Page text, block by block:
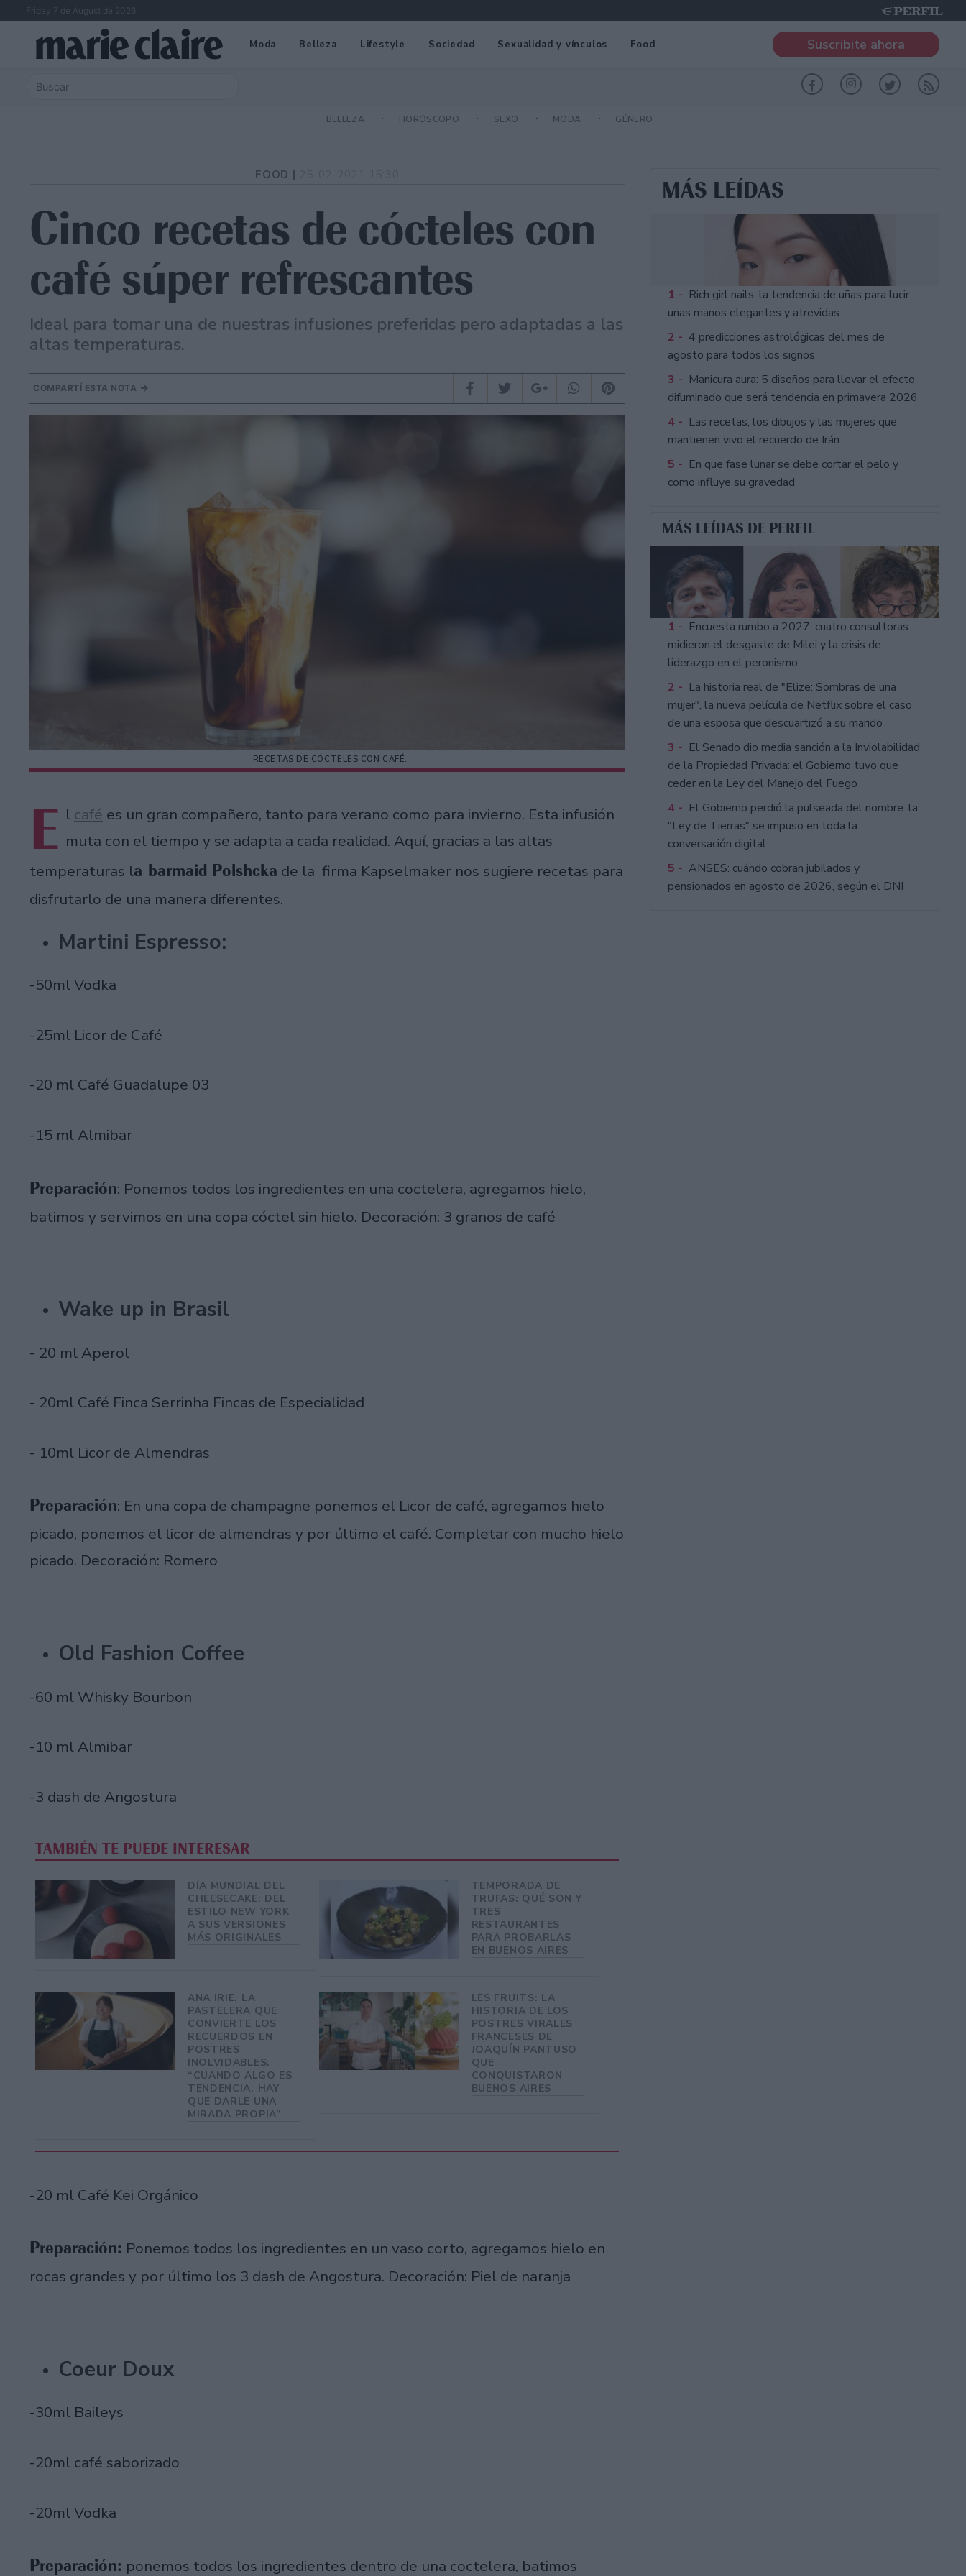
Friday 7 de August de 2026
Moda Belleza Lifestyle Sociedad Sexualidad y vínculos Food Suscribite ahora
BELLEZA HORÓSCOPO SEXO MODA GÉNERO
FOOD |
Cinco recetas de cócteles con
café súper refrescantes
Ideal para tomar una de nuestras infusiones preferidas pero adaptadas a las
altas temperaturas.
COMPARTÍ ESTA NOTA
RECETAS DE CÓCTELES CON CAFÉ.
E l café es un gran compañero, tanto para verano como para invierno. Esta infusión
muta con el tiempo y se adapta a cada realidad. Aquí, gracias a las altas
temperaturas la barmaid Polshcka de la firma Kapselmaker nos sugiere recetas para
disfrutarlo de una manera diferentes.
Martini Espresso:
-50ml Vodka
-25ml Licor de Café
-20 ml Café Guadalupe 03
-15 ml Almibar
Preparación: Ponemos todos los ingredientes en una coctelera, agregamos hielo,
batimos y servimos en una copa cóctel sin hielo. Decoración: 3 granos de café
Wake up in Brasil
- 20 ml Aperol
- 20ml Café Finca Serrinha Fincas de Especialidad
- 10ml Licor de Almendras
Preparación: En una copa de champagne ponemos el Licor de café, agregamos hielo
picado, ponemos el licor de almendras y por último el café. Completar con mucho hielo
picado. Decoración: Romero
Old Fashion Coffee
-60 ml Whisky Bourbon
-10 ml Almibar
-3 dash de Angostura
TAMBIÉN TE PUEDE INTERESAR
DÍA MUNDIAL DEL
CHEESECAKE: DEL
ESTILO NEW YORK
A SUS VERSIONES
MÁS ORIGINALES
TEMPORADA DE
TRUFAS: QUÉ SON Y
TRES
RESTAURANTES
PARA PROBARLAS
EN BUENOS AIRES
ANA IRIE, LA
PASTELERA QUE
CONVIERTE LOS
RECUERDOS EN
POSTRES
INOLVIDABLES:
“CUANDO ALGO ES
TENDENCIA, HAY
QUE DARLE UNA
MIRADA PROPIA”
LES FRUITS: LA
HISTORIA DE LOS
POSTRES VIRALES
FRANCESES DE
JOAQUÍN PANTUSO
QUE
CONQUISTARON
BUENOS AIRES
-20 ml Café Kei Orgánico
Preparación: Ponemos todos los ingredientes en un vaso corto, agregamos hielo en
rocas grandes y por último los 3 dash de Angostura. Decoración: Piel de naranja
Coeur Doux
-30ml Baileys
-20ml café saborizado
-20ml Vodka
Preparación: ponemos todos los ingredientes dentro de una coctelera, batimos
MÁS LEÍDAS
1 - Rich girl nails: la tendencia de uñas para lucir
unas manos elegantes y atrevidas
2 - 4 predicciones astrológicas del mes de
agosto para todos los signos
3 - Manicura aura: 5 diseños para llevar el efecto
difuminado que será tendencia en primavera 2026
4 - Las recetas, los dibujos y las mujeres que
mantienen vivo el recuerdo de Irán
5 - En que fase lunar se debe cortar el pelo y
como influye su gravedad
MÁS LEÍDAS DE PERFIL
1 - Encuesta rumbo a 2027: cuatro consultoras
midieron el desgaste de Milei y la crisis de
liderazgo en el peronismo
2 - La historia real de "Elize: Sombras de una
mujer", la nueva película de Netflix sobre el caso
de una esposa que descuartizó a su marido
3 - El Senado dio media sanción a la Inviolabilidad
de la Propiedad Privada: el Gobierno tuvo que
ceder en la Ley del Manejo del Fuego
4 - El Gobierno perdió la pulseada del nombre: la
"Ley de Tierras" se impuso en toda la
conversación digital
5 - ANSES: cuándo cobran jubilados y
pensionados en agosto de 2026, según el DNI